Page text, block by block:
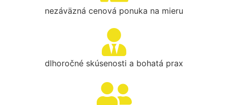
nezáväzná cenová ponuka na mieru
dlhoročné skúsenosti a bohatá prax